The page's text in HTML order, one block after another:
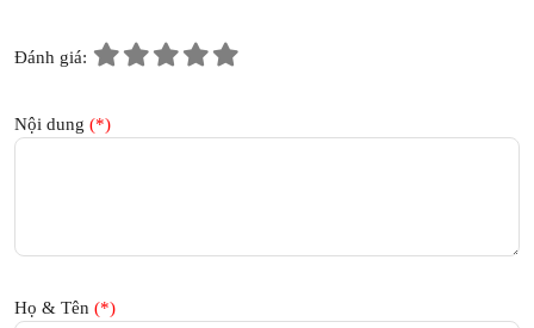
Đánh giá:
Nội dung (*)
Họ & Tên (*)